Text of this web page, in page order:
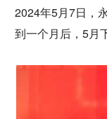
2024年5月7日，
到一个月后，5月